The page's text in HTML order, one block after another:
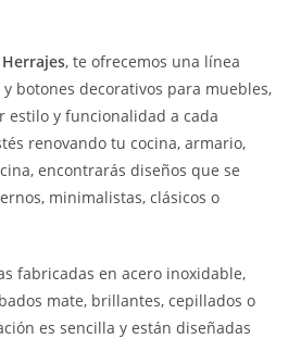
, te ofrecemos una línea
botones decorativos para muebles,
estilo y funcionalidad a cada
renovando tu cocina, armario,
encontrarás diseños que se
minimalistas, clásicos o
fabricadas en acero inoxidable,
mate, brillantes, cepillados o
es sencilla y están diseñadas